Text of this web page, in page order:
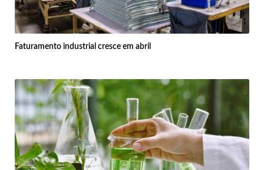
Faturamento industrial cresce em abril